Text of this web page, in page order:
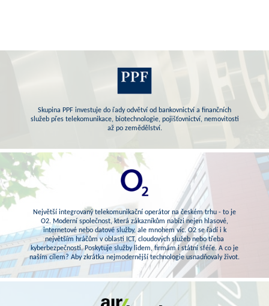
Skupina PPF investuje do řady odvětví od bankovnictví a finančních
služeb přes telekomunikace, biotechnologie, pojišťovnictví, nemovitosti
až po zemědělství.
Největší integrovaný telekomunikační operátor na českém trhu - to je
O2. Moderní společnost, která zákazníkům nabízi nejen hlasové,
internetové nebo datové služby, ale mnohem víc. O2 se řadí i k
největším hráčům v oblasti ICT, cloudových služeb nebo třeba
kyberbezpečnosti. Poskytuje služby lidem, firmám i státní sféře. A co je
naším cílem? Aby zkrátka nejmodernější technologie usnadňovaly život.